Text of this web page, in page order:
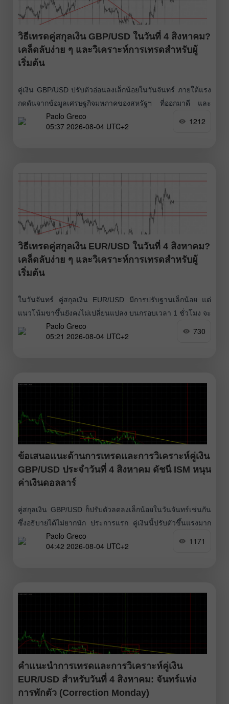
วิธีเทรดคู่สกุลเงิน GBP/USD ในวันที่ 4 สิงหาคม?
เคล็ดลับง่าย ๆ และวิเคราะห์การเทรดสำหรับผู้
เริ่มต้น
คู่เงิน GBP/USD ปรับตัวอ่อนลงเล็กน้อยในวันจันทร์ ภายใต้แรง
กดดันจากข้อมูลเศรษฐกิจมหภาคของสหรัฐฯ ที่ออกมาดี และ
ปัจจัยทางเทคนิคที่เอื้อต่อการปรับฐาน รายงานสำคัญเพียงตัว
เดียวของวันนั้นคือดัชนี ISM ของสหรัฐฯ ซึ่งออกมาหนุนค่าเงิน
ทยอยปรับมุมมองจากท่าที “สายเหยี่ยว” ต่อแนวโน้มนโยบายการ
Paolo Greco
05:37 2026-08-04 UTC+2
1212
วิธีเทรดคู่สกุลเงิน EUR/USD ในวันที่ 4 สิงหาคม?
เคล็ดลับง่าย ๆ และวิเคราะห์การเทรดสำหรับผู้
เริ่มต้น
ในวันจันทร์ คู่สกุลเงิน EUR/USD มีการปรับฐานเล็กน้อย แต่
แนวโน้มขาขึ้นยังคงไม่เปลี่ยนแปลง บนกรอบเวลา 1 ชั่วโมง จะ
เห็นได้ชัดว่าราคาค้างอยู่ในกรอบการเคลื่อนไหวด้านข้างเป็น
เวลานาน ซึ่งถูกจำกัดด้วยโซนราคา 1.1366-1.1377 และ
Paolo Greco
05:21 2026-08-04 UTC+2
730
ข้อเสนอแนะด้านการเทรดและการวิเคราะห์คู่เงิน
GBP/USD ประจำวันที่ 4 สิงหาคม ดัชนี ISM หนุน
ค่าเงินดอลลาร์
คู่สกุลเงิน GBP/USD ก็ปรับตัวลดลงเล็กน้อยในวันจันทร์เช่นกัน
ซึ่งอธิบายได้ไม่ยากนัก ประการแรก คู่เงินนี้ปรับตัวขึ้นแรงมาก
ในสัปดาห์ก่อนหน้า จึงมีความจำเป็นต้องเกิดการปรับฐาน
(correction) ขึ้น ประการที่สอง ราคาพยายามทะลุกรอบ
Paolo Greco
04:42 2026-08-04 UTC+2
1171
คำแนะนำการเทรดและการวิเคราะห์คู่เงิน
EUR/USD สำหรับวันที่ 4 สิงหาคม: จันทร์แห่ง
การพักตัว (Correction Monday)